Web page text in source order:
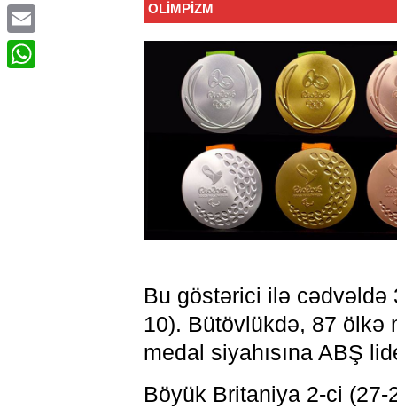
OLIMPIZM
Bu göstərici ilə cədvəldə
10). Bütövlükdə, 87 ölkə
medal siyahısına ABŞ
Böyük Britaniya 2-ci
Facebook
Email